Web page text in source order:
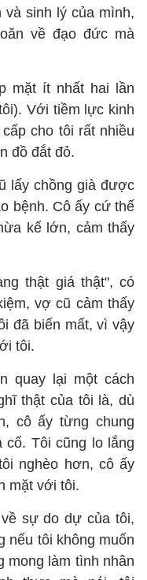
sinh lý của mình,
về đạo đức mà
mặt ít nhất hai lần
Với tiềm lực kinh
cho tôi rất nhiều
đồ đắt đỏ.
lấy chồng già được
bệnh. Cô ấy cứ thế
kế lớn, cảm thấy
thật giá thật", có
vợ cũ cảm thấy
đã biến mất, vì vậy
tôi.
quay lại một cách
thật của tôi là, dù
cô ấy từng chung
Tôi cũng lo lắng
nghèo hơn, cô ấy
mặt với tôi.
sự do dự của tôi,
nếu tôi không muốn
mong làm tình nhân